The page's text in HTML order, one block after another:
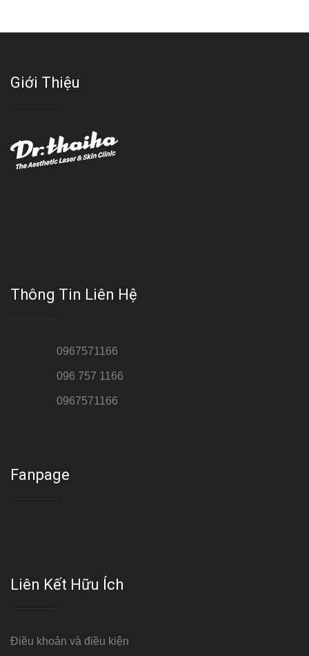
Giới Thiệu
Thông Tin Liên Hệ
0967571166
096 757 1166
0967571166
Fanpage
Liên Kết Hữu Ích
Điều khoản và điều kiện